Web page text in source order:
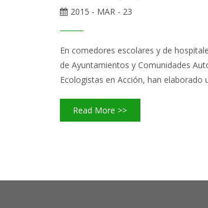
2015 - MAR - 23
En comedores escolares y de
de Ayuntamientos y Comunidades
Ecologistas en Acción, han elaborado
Read More >>